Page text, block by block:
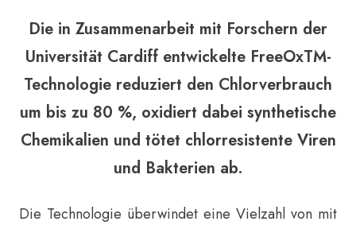
Die in Zusammenarbeit mit Forschern der
Universität Cardiff entwickelte FreeOxTM-
Technologie reduziert den Chlorverbrauch
um bis zu 80 %, oxidiert dabei synthetische
Chemikalien und tötet chlorresistente Viren
und Bakterien ab.
Die Technologie überwindet eine Vielzahl von mit